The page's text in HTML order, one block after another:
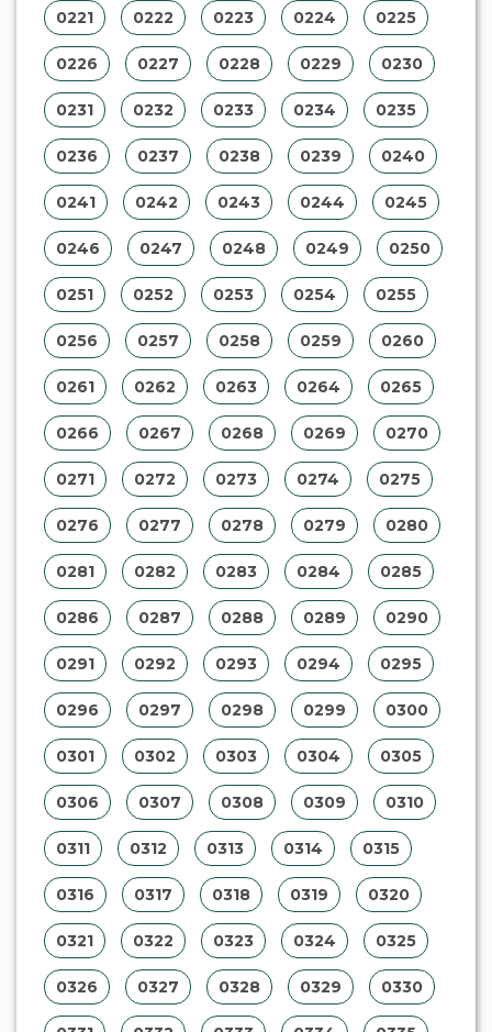
0221 0222 0223 0224 0225
0226 0227 0228 0229 0230
0231 0232 0233 0234 0235
0236 0237 0238 0239 0240
0241 0242 0243 0244 0245
0246 0247 0248 0249 0250
0251 0252 0253 0254 0255
0256 0257 0258 0259 0260
0261 0262 0263 0264 0265
0266 0267 0268 0269 0270
0271 0272 0273 0274 0275
0276 0277 0278 0279 0280
0281 0282 0283 0284 0285
0286 0287 0288 0289 0290
0291 0292 0293 0294 0295
0296 0297 0298 0299 0300
0301 0302 0303 0304 0305
0306 0307 0308 0309 0310
0311 0312 0313 0314 0315
0316 0317 0318 0319 0320
0321 0322 0323 0324 0325
0326 0327 0328 0329 0330